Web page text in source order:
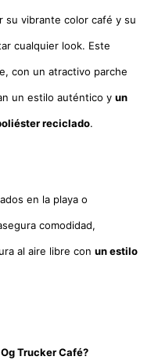
su vibrante color café y su
cualquier look. Este
con un atractivo parche
un estilo auténtico y un
reciclado.
en la playa o
comodidad,
al aire libre con un estilo
Trucker Café?